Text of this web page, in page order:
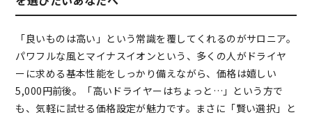
「良いものは高い」という常識を覆してくれるのがサロニア。
パワフルな風とマイナスイオンという、多くの人がドライヤ
ーに求める基本性能をしっかり備えながら、価格は嬉しい
5,000円前後。「高いドライヤーはちょっと…」という方で
も、気軽に試せる価格設定が魅力です。まさに「賢い選択」と